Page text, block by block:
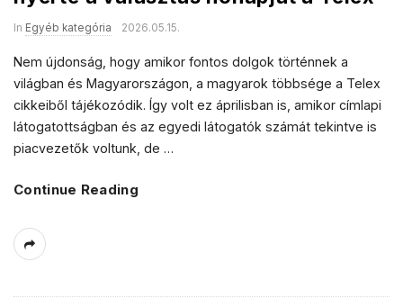
In Egyéb kategória 2026.05.15.
Nem újdonság, hogy amikor fontos dolgok történnek a
világban és Magyarországon, a magyarok többsége a Telex
cikkeiből tájékozódik. Így volt ez áprilisban is, amikor címlapi
látogatottságban és az egyedi látogatók számát tekintve is
piacvezetők voltunk, de …
Continue Reading